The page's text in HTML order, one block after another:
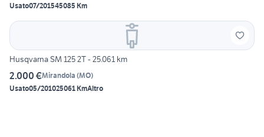
Usato07/201545085 Km
Husqvarna SM 125 2T - 25.061 km
2.000 €Mirandola (MO)
Usato05/201025061 KmAltro